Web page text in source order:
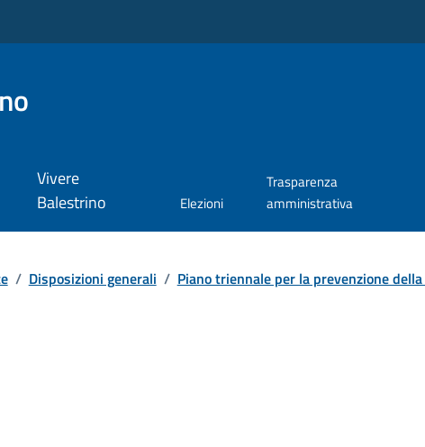
Vivere
Balestrino
Elezioni
Trasparenza
amministrativa
/ Disposizioni generali / Piano triennale per la prevenzione della